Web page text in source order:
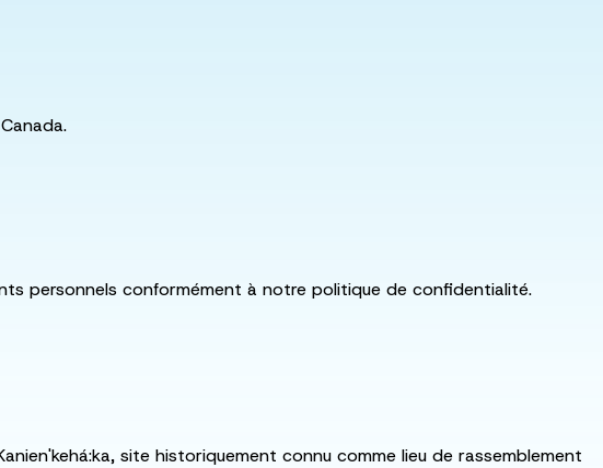
personnels conformément à notre politique de confidentialité.
site historiquement connu comme lieu de rassemblement